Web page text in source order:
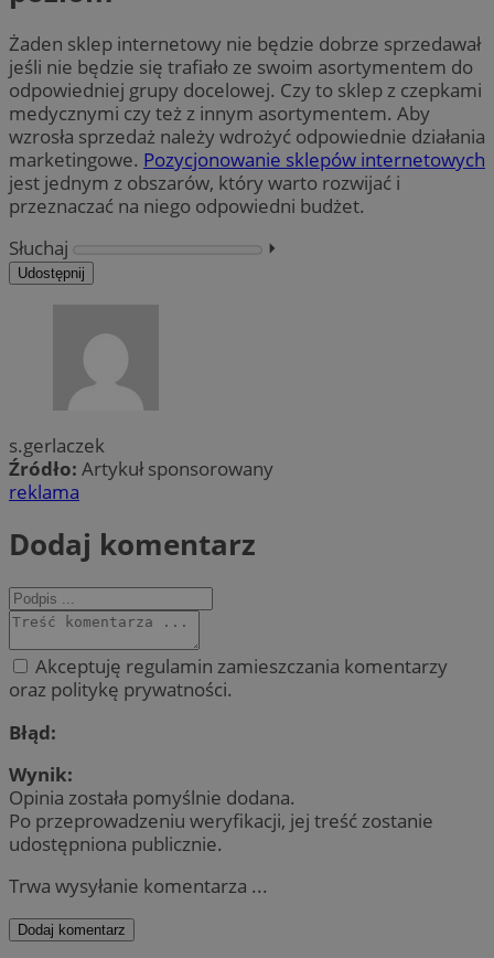
Żaden sklep internetowy nie będzie dobrze sprzedawał
jeśli nie będzie się trafiało ze swoim asortymentem do
odpowiedniej grupy docelowej. Czy to sklep z czepkami
medycznymi czy też z innym asortymentem. Aby
wzrosła sprzedaż należy wdrożyć odpowiednie działania
marketingowe. Pozycjonowanie sklepów internetowych
jest jednym z obszarów, który warto rozwijać i
przeznaczać na niego odpowiedni budżet.
Słuchaj
⏵︎
Udostępnij
s.gerlaczek
Źródło: Artykuł sponsorowany
reklama
Dodaj komentarz
Akceptuję regulamin zamieszczania komentarzy
oraz politykę prywatności.
Błąd:
Wynik:
Opinia została pomyślnie dodana.
Po przeprowadzeniu weryfikacji, jej treść zostanie
udostępniona publicznie.
Trwa wysyłanie komentarza ...
Dodaj komentarz